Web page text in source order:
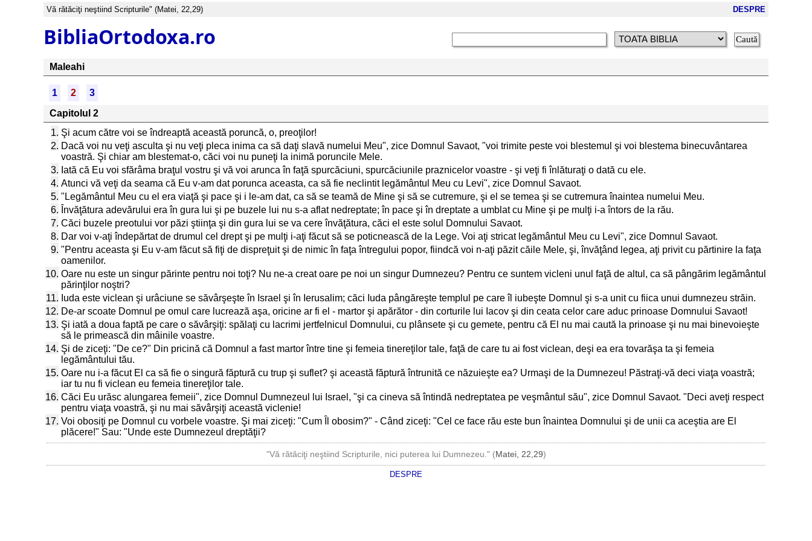
Vă rătăciţi neştiind Scripturile" (Matei, 22,29) DESPRE
BibliaOrtodoxa.ro
Maleahi
1 2
3
Capitolul 2
1. Şi acum către voi se îndreaptă această poruncă, o, preoţilor!
2. Dacă voi nu veţi asculta şi nu veţi pleca inima ca să daţi slavă numelui Meu", zice Domnul Savaot, "voi trimite peste voi blestemul şi voi blestema binecuvântarea
voastră. Şi chiar am blestemat-o, căci voi nu puneţi la inimă poruncile Mele.
3. Iată că Eu voi sfărâma braţul vostru şi vă voi arunca în faţă spurcăciuni, spurcăciunile praznicelor voastre - şi veţi fi înlăturaţi o dată cu ele.
4. Atunci vă veţi da seama că Eu v-am dat porunca aceasta, ca să fie neclintit legământul Meu cu Levi", zice Domnul Savaot.
5. "Legământul Meu cu el era viaţă şi pace şi i le-am dat, ca să se teamă de Mine şi să se cutremure, şi el se temea şi se cutremura înaintea numelui Meu.
6. Învăţătura adevărului era în gura lui şi pe buzele lui nu s-a aflat nedreptate; în pace şi în dreptate a umblat cu Mine şi pe mulţi i-a întors de la rău.
7. Căci buzele preotului vor păzi ştiinţa şi din gura lui se va cere învăţătura, căci el este solul Domnului Savaot.
8. Dar voi v-aţi îndepărtat de drumul cel drept şi pe mulţi i-aţi făcut să se poticnească de la Lege. Voi aţi stricat legământul Meu cu Levi", zice Domnul Savaot.
9. "Pentru aceasta şi Eu v-am făcut să fiţi de dispreţuit şi de nimic în faţa întregului popor, fiindcă voi n-aţi păzit căile Mele, şi, învăţând legea, aţi privit cu părtinire la faţa
oamenilor.
10. Oare nu este un singur părinte pentru noi toţi? Nu ne-a creat oare pe noi un singur Dumnezeu? Pentru ce suntem vicleni unul faţă de altul, ca să pângărim legământul
părinţilor noştri?
11. Iuda este viclean şi urâciune se săvârşeşte în Israel şi în Ierusalim; căci Iuda pângăreşte templul pe care îl iubeşte Domnul şi s-a unit cu fiica unui dumnezeu străin.
12. De-ar scoate Domnul pe omul care lucrează aşa, oricine ar fi el - martor şi apărător - din corturile lui Iacov şi din ceata celor care aduc prinoase Domnului Savaot!
13. Şi iată a doua faptă pe care o săvârşiţi: spălaţi cu lacrimi jertfelnicul Domnului, cu plânsete şi cu gemete, pentru că El nu mai caută la prinoase şi nu mai binevoieşte
să le primească din mâinile voastre.
14. Şi de ziceţi: "De ce?" Din pricină că Domnul a fast martor între tine şi femeia tinereţilor tale, faţă de care tu ai fost viclean, deşi ea era tovarăşa ta şi femeia
legământului tău.
15. Oare nu i-a făcut El ca să fie o singură făptură cu trup şi suflet? şi această făptură întrunită ce năzuieşte ea? Urmaşi de la Dumnezeu! Păstraţi-vă deci viaţa voastră;
iar tu nu fi viclean eu femeia tinereţilor tale.
16. Căci Eu urăsc alungarea femeii", zice Domnul Dumnezeul lui Israel, "şi ca cineva să întindă nedreptatea pe veşmântul său", zice Domnul Savaot. "Deci aveţi respect
pentru viaţa voastră, şi nu mai săvârşiţi această viclenie!
17. Voi obosiţi pe Domnul cu vorbele voastre. Şi mai ziceţi: "Cum Îl obosim?" - Când ziceţi: "Cel ce face rău este bun înaintea Domnului şi de unii ca aceştia are El
plăcere!" Sau: "Unde este Dumnezeul dreptăţii?
"Vă rătăciţi neştiind Scripturile, nici puterea lui Dumnezeu." (Matei, 22,29)
DESPRE